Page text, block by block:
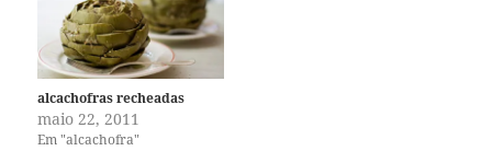
alcachofras recheadas
maio 22, 2011
Em "alcachofra"